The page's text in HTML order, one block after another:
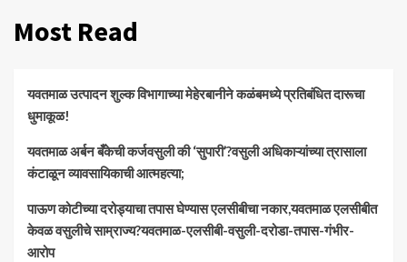
Most Read
यवतमाळ उत्पादन शुल्क विभागाच्या मेहेरबानीने कळंबमध्ये प्रतिबंधित दारूचा
धुमाकूळ!
​यवतमाळ अर्बन बँकेची कर्जवसुली की ‘सुपारी’?वसुली अधिकाऱ्यांच्या त्रासाला
कंटाळून व्यावसायिकाची आत्महत्या;
पाऊण कोटीच्या दरोड्याचा तपास घेण्यास एलसीबीचा नकार,यवतमाळ एलसीबीत
केवळ वसुलीचे साम्राज्य?यवतमाळ-एलसीबी-वसुली-दरोडा-तपास-गंभीर-
आरोप